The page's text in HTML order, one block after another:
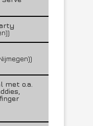
met o.a.